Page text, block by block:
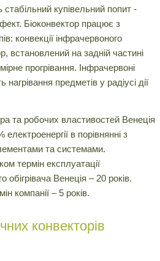
купівельний попит -
Біоконвектор працює з
конвекції інфрачервоного
встановлений на задній частині
прогрівання. Інфрачервоні
предметів у радіусі дії
та робочих властивостей Венеція
в порівнянні з
та системами.
термін експлуатації
обігрівача Венеція – 20 років.
компанії – 5 років.
конвекторів